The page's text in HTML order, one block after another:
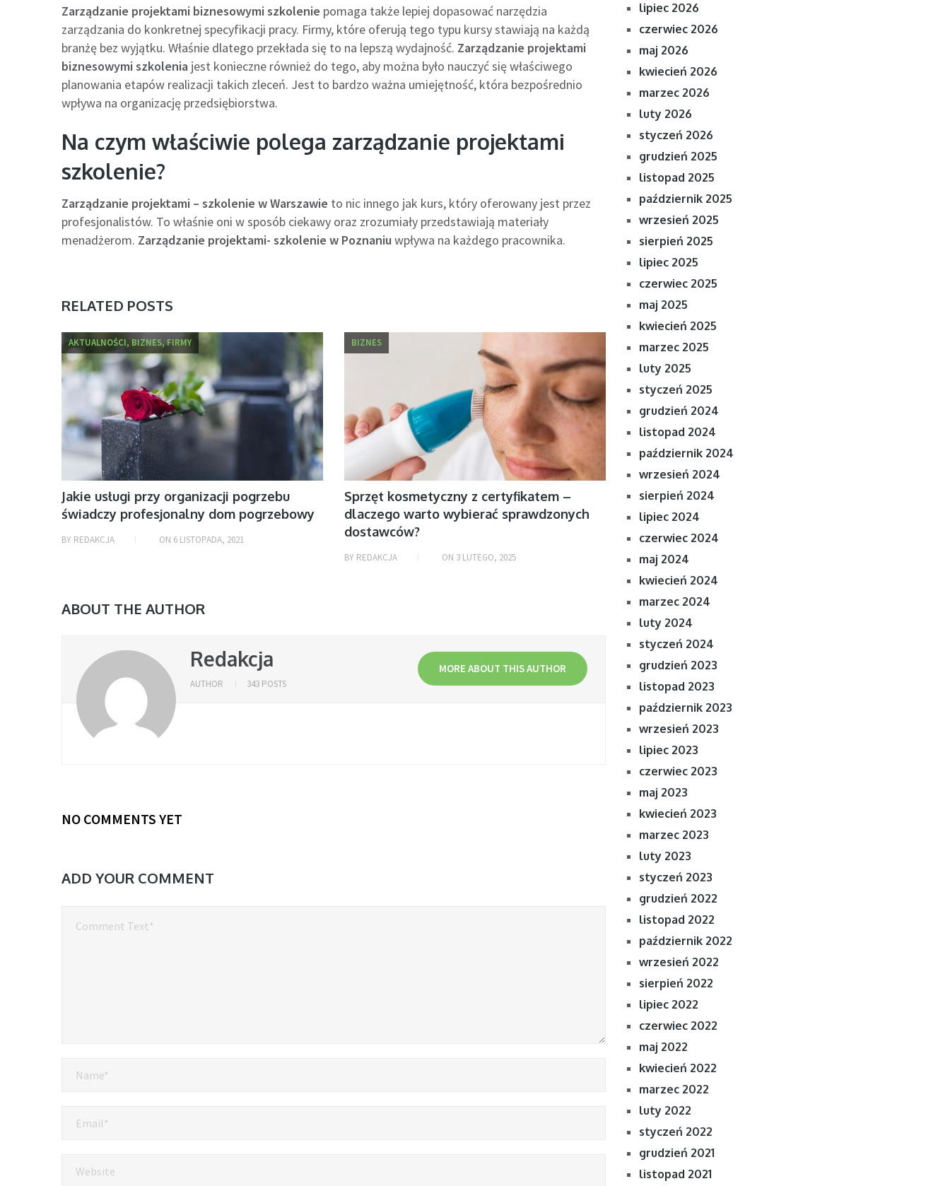
Zarządzanie projektami biznesowymi szkolenie pomaga także lepiej dopasować narzędzia
zarządzania do konkretnej specyfikacji pracy. Firmy, które oferują tego typu kursy stawiają na każdą
branżę bez wyjątku. Właśnie dlatego przekłada się to na lepszą wydajność. Zarządzanie projektami
biznesowymi szkolenia jest konieczne również do tego, aby można było nauczyć się właściwego
planowania etapów realizacji takich zleceń. Jest to bardzo ważna umiejętność, która bezpośrednio
wpływa na organizację przedsiębiorstwa.
Na czym właściwie polega zarządzanie projektami
szkolenie?
Zarządzanie projektami – szkolenie w Warszawie to nic innego jak kurs, który oferowany jest przez
profesjonalistów. To właśnie oni w sposób ciekawy oraz zrozumiały przedstawiają materiały
menadżerom. Zarządzanie projektami- szkolenie w Poznaniu wpływa na każdego pracownika.
RELATED POSTS
AKTUALNOŚCI, BIZNES, FIRMY
Jakie usługi przy organizacji pogrzebu
świadczy profesjonalny dom pogrzebowy
BY REDAKCJA ON 6 LISTOPADA, 2021
BIZNES
Sprzęt kosmetyczny z certyfikatem –
dlaczego warto wybierać sprawdzonych
dostawców?
BY REDAKCJA ON 3 LUTEGO, 2025
ABOUT THE AUTHOR
Redakcja MORE ABOUT THIS AUTHOR
AUTHOR 343 POSTS
NO COMMENTS YET
ADD YOUR COMMENT
lipiec 2026
czerwiec 2026
maj 2026
kwiecień 2026
marzec 2026
luty 2026
styczeń 2026
grudzień 2025
listopad 2025
październik 2025
wrzesień 2025
sierpień 2025
lipiec 2025
czerwiec 2025
maj 2025
kwiecień 2025
marzec 2025
luty 2025
styczeń 2025
grudzień 2024
listopad 2024
październik 2024
wrzesień 2024
sierpień 2024
lipiec 2024
czerwiec 2024
maj 2024
kwiecień 2024
marzec 2024
luty 2024
styczeń 2024
grudzień 2023
listopad 2023
październik 2023
wrzesień 2023
lipiec 2023
czerwiec 2023
maj 2023
kwiecień 2023
marzec 2023
luty 2023
styczeń 2023
grudzień 2022
listopad 2022
październik 2022
wrzesień 2022
sierpień 2022
lipiec 2022
czerwiec 2022
maj 2022
kwiecień 2022
marzec 2022
luty 2022
styczeń 2022
grudzień 2021
listopad 2021